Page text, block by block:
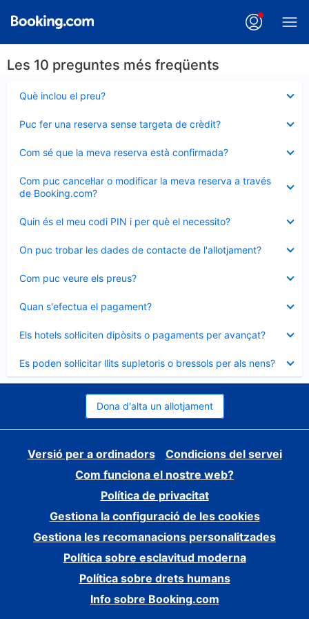
Les 10 preguntes més freqüents
Què inclou el preu?
tancat
Puc fer una reserva sense targeta de crèdit?
tancat
Com sé que la meva reserva està confirmada?
tancat
Com puc cancel·lar o modificar la meva reserva a través
de Booking.com?
tancat
Quin és el meu codi PIN i per què el necessito?
tancat
On puc trobar les dades de contacte de l'allotjament?
tancat
Com puc veure els preus?
tancat
Quan s'efectua el pagament?
tancat
Els hotels sol·liciten dipòsits o pagaments per avançat?
tancat
Es poden sol·licitar llits supletoris o bressols per als nens?
tancat
Dona d'alta un allotjament
Versió per a ordinadors
Condicions del servei
Com funciona el nostre web?
Política de privacitat
Gestiona la configuració de les cookies
Gestiona les recomanacions personalitzades
Política sobre esclavitud moderna
Política sobre drets humans
Info sobre Booking.com